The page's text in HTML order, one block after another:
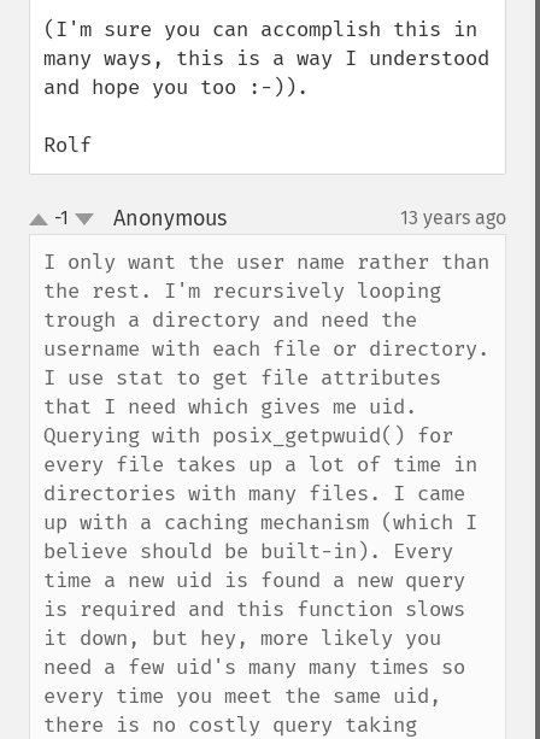
(I'm sure you can accomplish this in
many ways, this is a way I understood
and hope you too :-)).
Rolf
up
down
-1 Anonymous¶ 13 years ago
I only want the user name rather than
the rest. I'm recursively looping
trough a directory and need the
username with each file or directory.
I use stat to get file attributes
that I need which gives me uid.
Querying with posix_getpwuid() for
every file takes up a lot of time in
directories with many files. I came
up with a caching mechanism (which I
believe should be built-in). Every
time a new uid is found a new query
is required and this function slows
it down, but hey, more likely you
need a few uid's many many times so
every time you meet the same uid,
there is no costly query taking